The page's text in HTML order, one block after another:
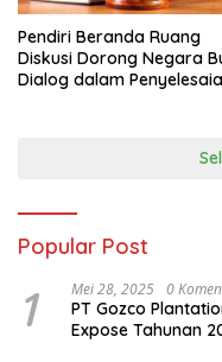
Pendiri Beranda Ruang
Diskusi Dorong Negara
Dialog dalam
Popular Post
1 Mei 28, 2025 0
PT Gozco
Expose Tahunan